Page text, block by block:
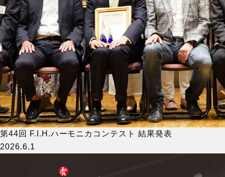
第44回 F.I.H.ハーモニカコンテスト 結果発表
2026.6.1